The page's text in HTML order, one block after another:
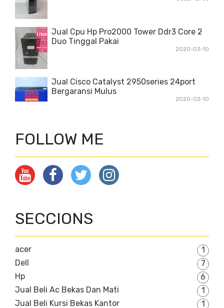
Jual Cpu Hp Pro2000 Tower Ddr3 Core 2
Duo Tinggal Pakai
2020-03-10
Jual Cisco Catalyst 2950series 24port
Bergaransi Mulus
2020-03-10
FOLLOW ME
SECCIONS
acer
1
Dell
7
Hp
6
Jual Beli Ac Bekas Dan Mati
1
Jual Beli Kursi Bekas Kantor
1